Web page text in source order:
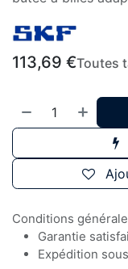
113,69 €Toutes
Conditions
Garantie
Expédition